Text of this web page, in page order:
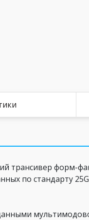
трансивер форм-
по стандарту